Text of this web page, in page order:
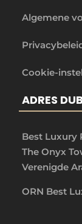
Algemene
Cookie-
ADRES
Best Luxury
The Onyx
Verenigde
ORN Best